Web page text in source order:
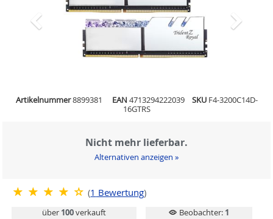
Artikelnummer8899381 EAN 4713294222039 SKU F4-3200C14D-
16GTRS
Nicht mehr lieferbar.
Alternativen anzeigen »
(1 Bewertung)
über 100verkauft Beobachter: 1